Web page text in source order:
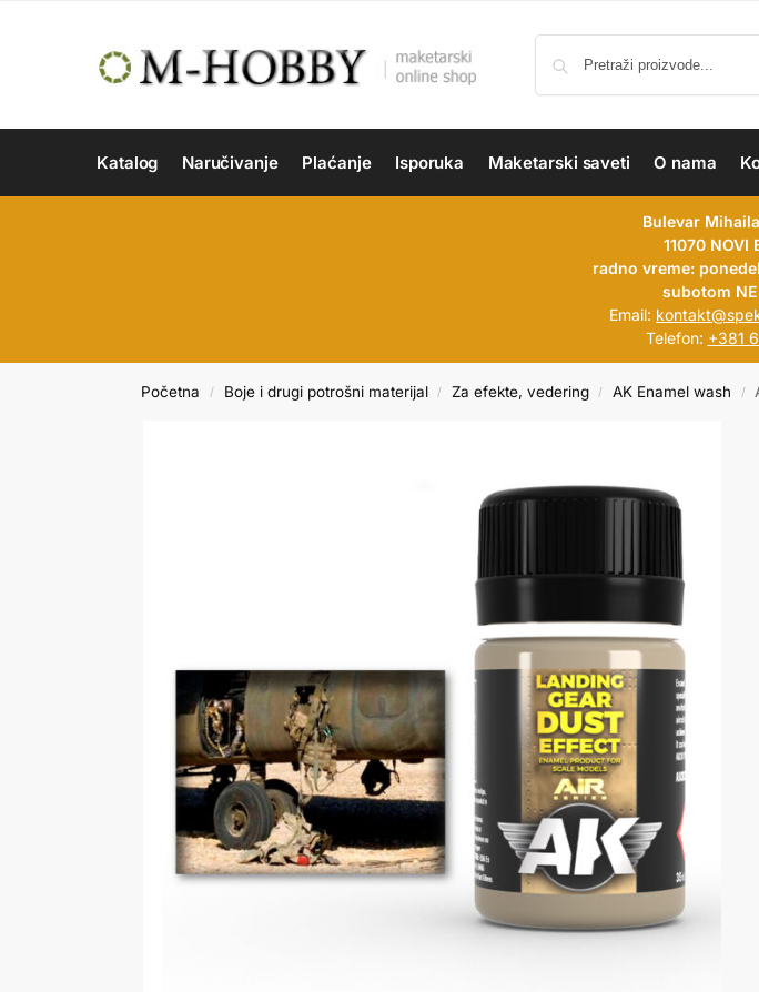
Katalog Naručivanje Plaćanje Isporuka Maketarski saveti O nama
Bulevar
11070 NOVI
radno vreme:
subotom NE
Email:
Telefon: +381
Početna / Boje i drugi potrošni materijal / Za efekte, vedering / AK Enamel wash /